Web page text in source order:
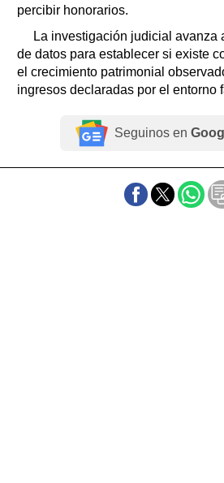
percibir honorarios.
La investigación judicial avanza
de datos para establecer si existe
el crecimiento patrimonial
ingresos declaradas por el entorno
Seguinos en